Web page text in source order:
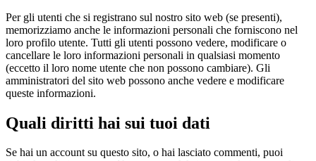
Per gli utenti che si registrano sul nostro sito web (se presenti),
memorizziamo anche le informazioni personali che forniscono nel
loro profilo utente. Tutti gli utenti possono vedere, modificare o
cancellare le loro informazioni personali in qualsiasi momento
(eccetto il loro nome utente che non possono cambiare). Gli
amministratori del sito web possono anche vedere e modificare
queste informazioni.
Quali diritti hai sui tuoi dati
Se hai un account su questo sito, o hai lasciato commenti, puoi